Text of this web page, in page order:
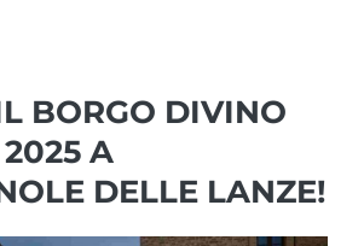
BORGO DIVINO
A
DELLE LANZE!